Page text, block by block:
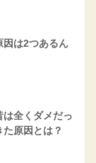
因は2つあるん
は全くダメだっ
原因とは？